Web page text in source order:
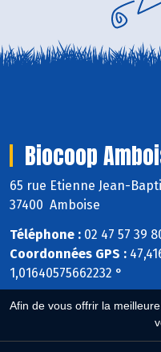
Afin de vous offrir la
Biocoop
65 rue Etienne Jean-
37400 Amboise
Téléphone : 02 47 57 39
Coordonnées GPS :
1,01640575662232 °